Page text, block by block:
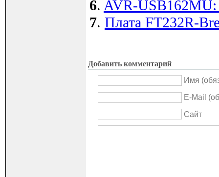
6. AVR-
7. Плата FT232R-
Добавить комментарий
Имя
E-Mail
Сайт